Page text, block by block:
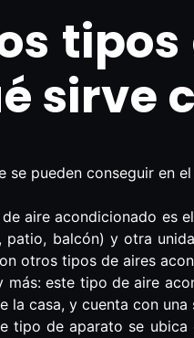
sirve
se pueden conseguir en
aire acondicionado es
patio, balcón) y otra
otros tipos de aires
más: este tipo de aire
la casa, y cuenta con una
tipo de aparato se